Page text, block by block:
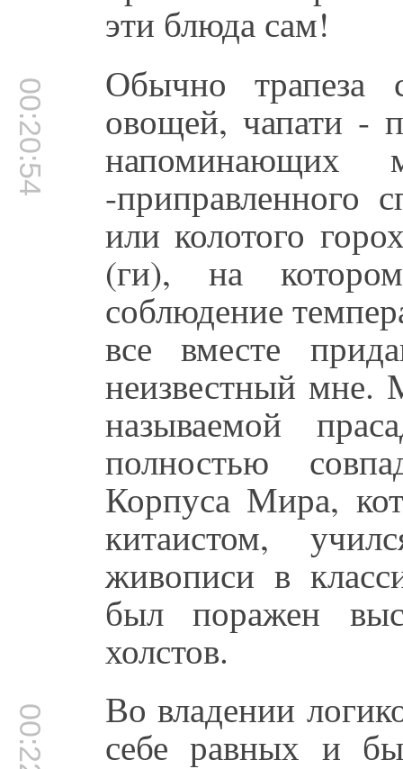
эти блюда сам!
00:20:54 Обычно трапеза
овощей, чапати -
-приправленного
или колотого
(ги), на
соблюдение
все вместе
неизвестный мне.
называемой
полностью
Корпуса Мира,
китаистом,
живописи в
был поражен
холстов.
Во владении
себе равных и